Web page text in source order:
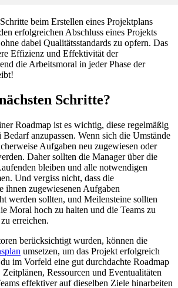
beim Erstellen eines Projektplans
erfolgreichen Abschluss eines Projekts
dabei Qualitätsstandards zu opfern. Das
Effizienz und Effektivität der
die Arbeitsmoral in jeder Phase der
Schritte?
Roadmap ist es wichtig, diese regelmäßig
anzupassen. Wenn sich die Umstände
Aufgaben neu zugewiesen oder
Daher sollten die Manager über die
bleiben und alle notwendigen
Und vergiss nicht, dass die
ihnen zugewiesenen Aufgaben
werden sollten, und Meilensteine sollten
Moral hoch zu halten und die Teams zu
erreichen.
berücksichtigt wurden, können die
umsetzen, um das Projekt erfolgreich
im Vorfeld eine gut durchdachte Roadmap
Ressourcen und Eventualitäten
effektiver auf dieselben Ziele hinarbeiten